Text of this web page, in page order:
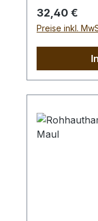
Regulärer
32,40 €
Preise inkl.